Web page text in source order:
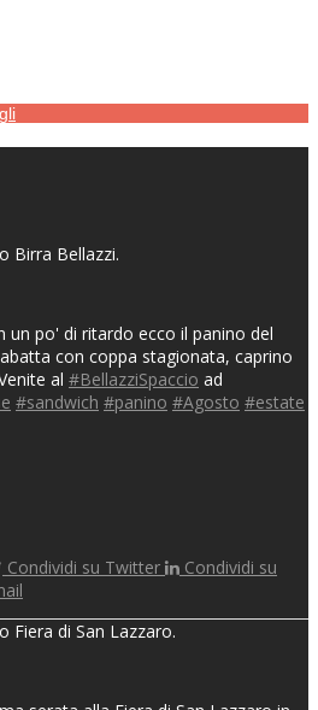
Birra Bellazzi.
un po' di ritardo ecco il panino del
con coppa stagionata, caprino
al #BellazziSpaccio ad
#sandwich #panino #Agosto #estate
Condividi su Twitter
Condividi su
Fiera di San Lazzaro.